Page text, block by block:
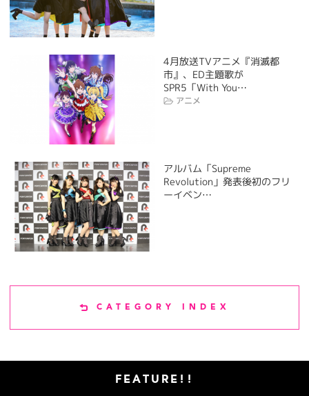
4月放送TVアニメ『消滅都
市』、ED主題歌が
SPR5「With You…
アニメ
アルバム「Supreme
Revolution」発表後初のフリ
ーイベン…
CATEGORY INDEX
FEATURE!!